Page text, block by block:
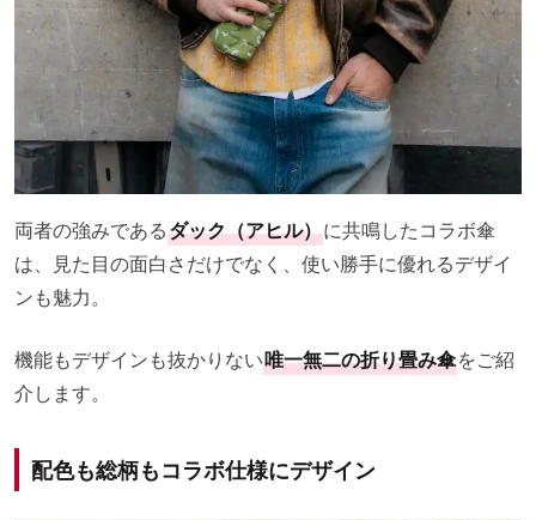
両者の強みであるダック（アヒル）に共鳴したコラボ傘
は、見た目の面白さだけでなく、使い勝手に優れるデザイ
ンも魅力。
機能もデザインも抜かりない唯一無二の折り畳み傘をご紹
介します。
配色も総柄もコラボ仕様にデザイン